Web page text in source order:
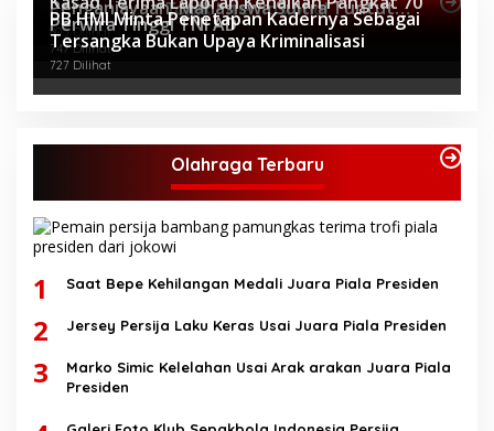
Topik Internasional
Penganiayaan, Mahasiswa Sultra Tuntut
Pemecatan Pj Bupati Buton Selatan*
805 Dilihat
Perwira Tinggi TNI AD
747 Dilihat
PB HMI Minta Penetapan Kadernya Sebagai
Tersangka Bukan Upaya Kriminalisasi
727 Dilihat
Olahraga Terbaru
1 Saat Bepe Kehilangan Medali Juara Piala Presiden
2 Jersey Persija Laku Keras Usai Juara Piala Presiden
3
Marko Simic Kelelahan Usai Arak arakan Juara Piala
Presiden